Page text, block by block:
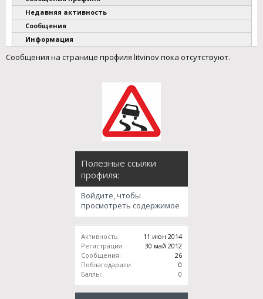
Полезные ссылки
профиля:
Войдите, чтобы
просмотреть содержимое
Активность:
11 июн 2014
Регистрация:
30 май 2012
Сообщения:
26
Поблагодарили:
0
Баллы:
0
Недавняя активность
Сообщения
Информация
Сообщения на странице профиля litvinov пока отсутствуют.